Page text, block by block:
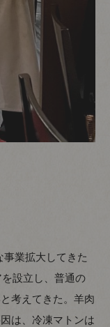
事業拡大してきた
設立し、普通の
考えてきた。羊肉
は、冷凍マトンは